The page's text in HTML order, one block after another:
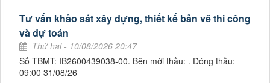
Tư vấn khảo sát xây dựng, thiết kế bản vẽ thi công
và dự toán
Thứ hai - 10/08/2026 20:47
Số TBMT: IB2600439038-00. Bên mời thầu: . Đóng thầu:
09:00 31/08/26